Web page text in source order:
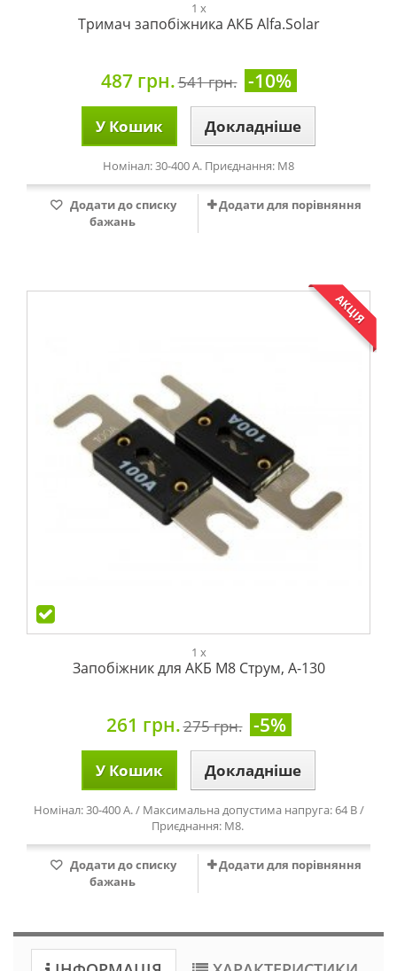
1 x
Тримач запобіжника АКБ Alfa.Solar
487 грн.541 грн. -10%
У Кошик Докладніше
Номінал: 30-400 А. Приєднання: М8
Додати до списку
бажань
Додати для порівняння
АКЦІЯ
1 x
Запобіжник для АКБ М8 Струм, А-130
261 грн.275 грн. -5%
У Кошик Докладніше
Номінал: 30-400 А. / Максимальна допустима напруга: 64 В /
Приєднання: М8.
Додати до списку
бажань
Додати для порівняння